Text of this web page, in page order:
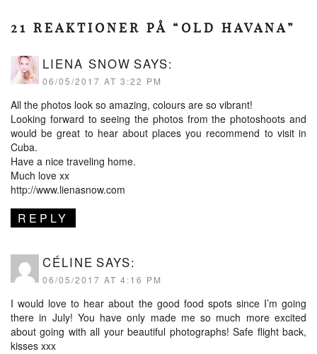
21 REAKTIONER PÅ “OLD HAVANA”
LIENA SNOW SAYS:
06/05/2017 AT 3:22 PM
All the photos look so amazing, colours are so vibrant!
Looking forward to seeing the photos from the photoshoots and
would be great to hear about places you recommend to visit in
Cuba.
Have a nice traveling home.
Much love xx
http://www.lienasnow.com
REPLY
CÉLINE SAYS:
06/05/2017 AT 4:16 PM
I would love to hear about the good food spots since I’m going
there in July! You have only made me so much more excited
about going with all your beautiful photographs! Safe flight back,
kisses xxx